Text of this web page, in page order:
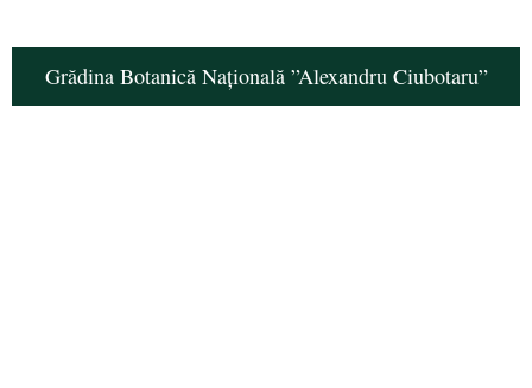
Grădina Botanică Națională ”Alexandru Ciubotaru”